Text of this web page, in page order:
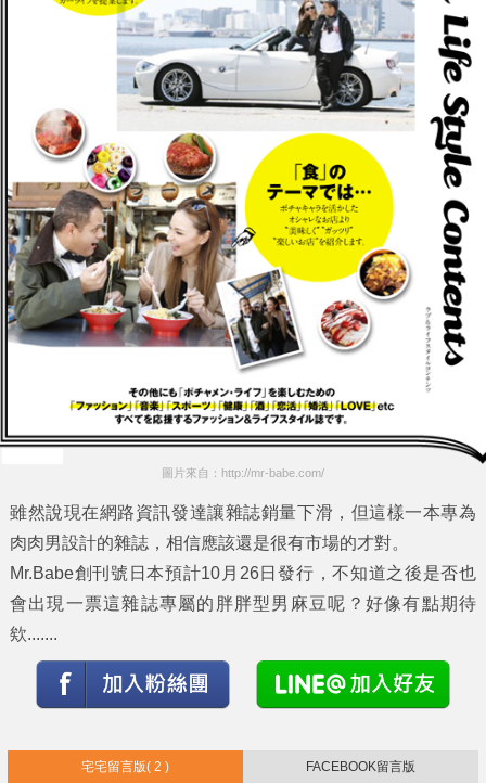
圖片來自：http://mr-babe.com/
雖然說現在網路資訊發達讓雜誌銷量下滑，但這樣一本專為
肉肉男設計的雜誌，相信應該還是很有市場的才對。
Mr.Babe創刊號日本預計10月26日發行，不知道之後是否也
會出現一票這雜誌專屬的胖胖型男麻豆呢？好像有點期待
欸.......
宅宅留言版( 2 ) FACEBOOK留言版